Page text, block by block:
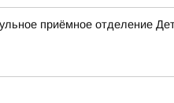
приёмное отделение